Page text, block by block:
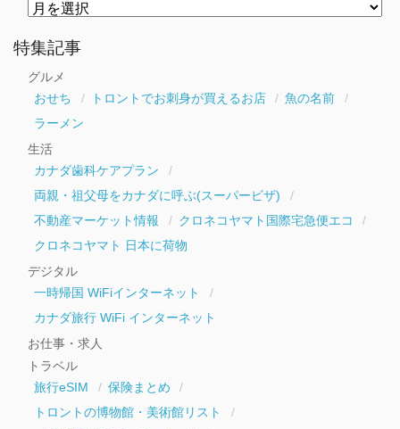
ー
カ
特集記事
グルメ
おせち
トロントでお刺身が買えるお店
魚の名前
ラーメン
生活
カナダ歯科ケアプラン
両親・祖父母をカナダに呼ぶ(スーパービザ)
不動産マーケット情報
クロネコヤマト国際宅急便エコ
クロネコヤマト 日本に荷物
デジタル
一時帰国 WiFiインターネット
カナダ旅行 WiFi インターネット
お仕事・求人
トラベル
旅行eSIM
保険まとめ
トロントの博物館・美術館リスト